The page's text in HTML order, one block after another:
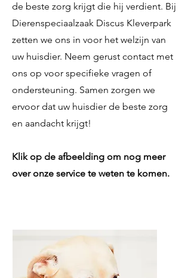
de beste zorg krijgt die hij verdient. Bij
Dierenspeciaalzaak Discus Kleverpark
zetten we ons in voor het welzijn van
uw huisdier. Neem gerust contact met
ons op voor specifieke vragen of
ondersteuning. Samen zorgen we
ervoor dat uw huisdier de beste zorg
en aandacht krijgt!
Klik op de afbeelding om nog meer
over onze service te weten te komen.